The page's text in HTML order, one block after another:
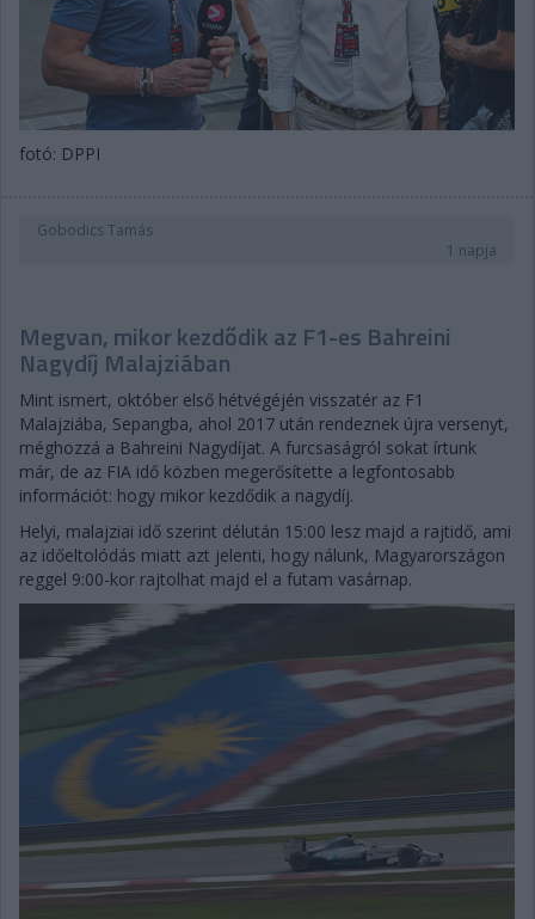
fotó: DPPI
Gobodics Tamás
1 napja
Megvan, mikor kezdődik az F1-es Bahreini
Nagydíj Malajziában
Mint ismert, október első hétvégéjén visszatér az F1
Malajziába, Sepangba, ahol 2017 után rendeznek újra versenyt,
méghozzá a Bahreini Nagydíjat. A furcsaságról sokat írtunk
már, de az FIA idő közben megerősítette a legfontosabb
információt: hogy mikor kezdődik a nagydíj.
Helyi, malajziai idő szerint délután 15:00 lesz majd a rajtidő, ami
az időeltolódás miatt azt jelenti, hogy nálunk, Magyarországon
reggel 9:00-kor rajtolhat majd el a futam vasárnap.